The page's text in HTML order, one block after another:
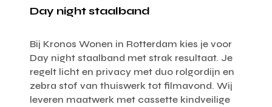
Day night staalband
Bij Kronos Wonen in Rotterdam kies je voor
Day night staalband met strak resultaat. Je
regelt licht en privacy met duo rolgordijn en
zebra stof van thuiswerk tot filmavond. Wij
leveren maatwerk met cassette kindveilige